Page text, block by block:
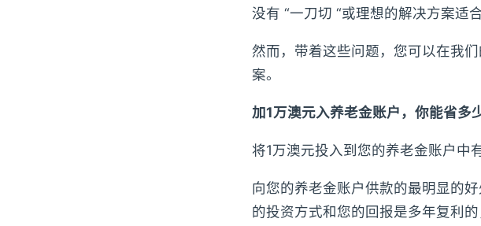
没有 “一刀切 “或理想的解决方案适
然而，带着这些问题，您可以在我
案。
加1万澳元入养老金账户，你能省多
将1万澳元投入到您的养老金账户中
向您的养老金账户供款的最明显的
的投资方式和您的回报是多年复利